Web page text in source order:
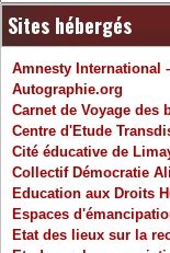
Sites hébergés
Amnesty International
Autographie.org
Carnet de Voyage des
Centre d'Etude
Cité éducative de
Collectif Démocratie
Education aux Droits
Espaces
Etat des lieux sur la